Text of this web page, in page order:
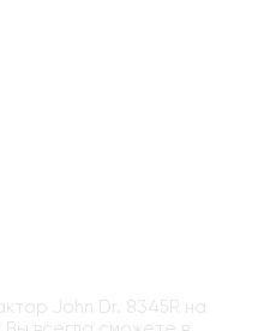
John Dr. 8345R на